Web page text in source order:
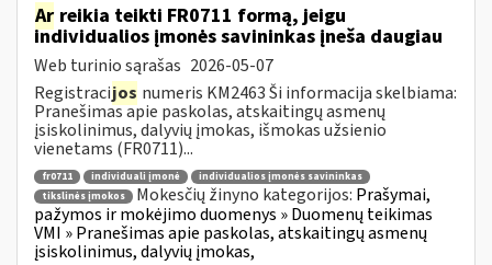
Ar reikia teikti FR0711 formą, jeigu
individualios įmonės savininkas įneša daugiau
Web turinio sąrašas 2026-05-07
Registracijos numeris KM2463 Ši informacija skelbiama:
Pranešimas apie paskolas, atskaitingų asmenų
įsiskolinimus, dalyvių įmokas, išmokas užsienio
vienetams (FR0711)...
fr0711 individuali įmonė
individualios įmonės savininkas
tikslinės įmokos
Mokesčių žinyno kategorijos: Prašymai,
pažymos ir mokėjimo duomenys » Duomenų teikimas
VMI » Pranešimas apie paskolas, atskaitingų asmenų
įsiskolinimus, dalyvių įmokas,